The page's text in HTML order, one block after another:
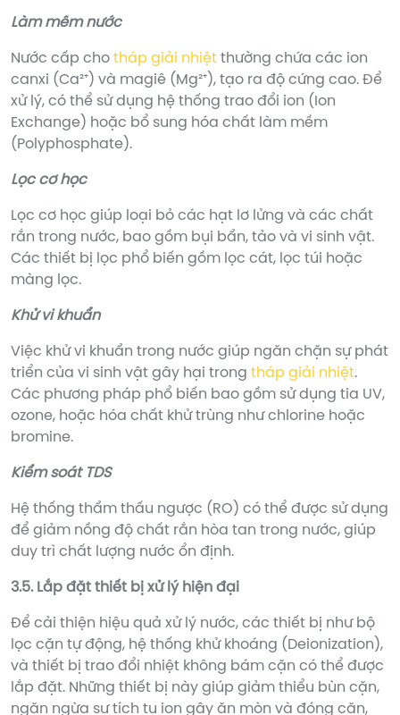
Làm mềm nước
Nước cấp cho tháp giải nhiệt thường chứa các ion
canxi (Ca²⁺) và magiê (Mg²⁺), tạo ra độ cứng cao. Để
xử lý, có thể sử dụng hệ thống trao đổi ion (Ion
Exchange) hoặc bổ sung hóa chất làm mềm
(Polyphosphate).
Lọc cơ học
Lọc cơ học giúp loại bỏ các hạt lơ lửng và các chất
rắn trong nước, bao gồm bụi bẩn, tảo và vi sinh vật.
Các thiết bị lọc phổ biến gồm lọc cát, lọc túi hoặc
màng lọc.
Khử vi khuẩn
Việc khử vi khuẩn trong nước giúp ngăn chặn sự phát
triển của vi sinh vật gây hại trong tháp giải nhiệt.
Các phương pháp phổ biến bao gồm sử dụng tia UV,
ozone, hoặc hóa chất khử trùng như chlorine hoặc
bromine.
Kiểm soát TDS
Hệ thống thẩm thấu ngược (RO) có thể được sử dụng
để giảm nồng độ chất rắn hòa tan trong nước, giúp
duy trì chất lượng nước ổn định.
3.5. Lắp đặt thiết bị xử lý hiện đại
Để cải thiện hiệu quả xử lý nước, các thiết bị như bộ
lọc cặn tự động, hệ thống khử khoáng (Deionization),
và thiết bị trao đổi nhiệt không bám cặn có thể được
lắp đặt. Những thiết bị này giúp giảm thiểu bùn cặn,
ngăn ngừa sự tích tụ ion gây ăn mòn và đóng cặn,